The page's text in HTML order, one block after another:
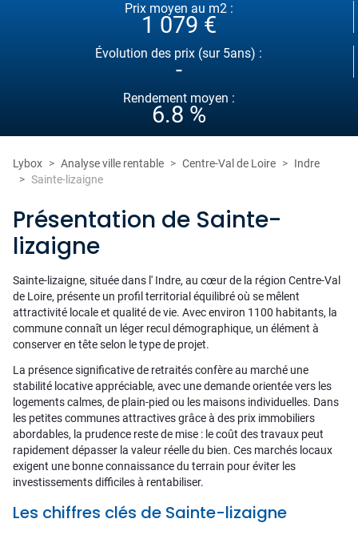
Prix moyen au m2 :
1 079 €
Évolution des prix (sur 5ans) :
-
Rendement moyen :
6.8 %
Lybox Analyse ville rentable Centre-Val de Loire
Indre
Sainte-lizaigne
Présentation de Sainte-
lizaigne
Sainte-lizaigne, située dans l' Indre, au cœur de la région Centre-Val
de Loire, présente un profil territorial équilibré où se mêlent
attractivité locale et qualité de vie. Avec environ 1100 habitants, la
commune connaît un léger recul démographique, un élément à
conserver en tête selon le type de projet.
La présence significative de retraités confère au marché une
stabilité locative appréciable, avec une demande orientée vers les
logements calmes, de plain-pied ou les maisons individuelles. Dans
les petites communes attractives grâce à des prix immobiliers
abordables, la prudence reste de mise : le coût des travaux peut
rapidement dépasser la valeur réelle du bien. Ces marchés locaux
exigent une bonne connaissance du terrain pour éviter les
investissements difficiles à rentabiliser.
Les chiffres clés de Sainte-lizaigne